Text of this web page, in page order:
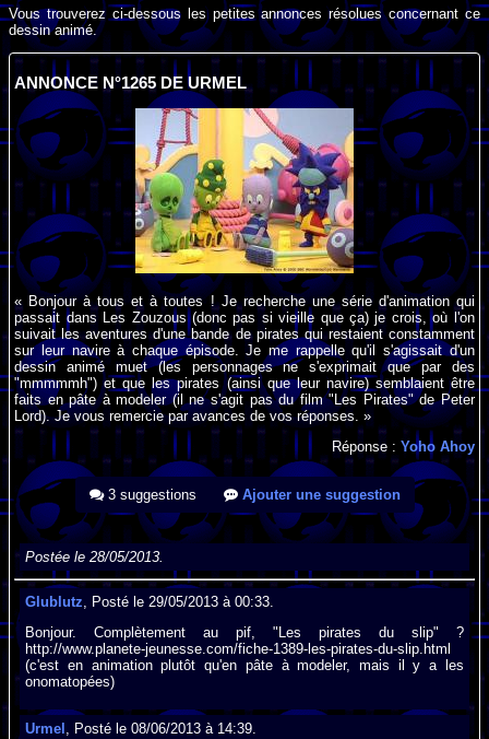
Vous trouverez ci-dessous les petites annonces résolues concernant ce
dessin animé.
ANNONCE N°1265 DE URMEL
« Bonjour à tous et à toutes ! Je recherche une série d'animation qui
passait dans Les Zouzous (donc pas si vieille que ça) je crois, où l'on
suivait les aventures d'une bande de pirates qui restaient constamment
sur leur navire à chaque épisode. Je me rappelle qu'il s'agissait d'un
dessin animé muet (les personnages ne s'exprimait que par des
"mmmmmh") et que les pirates (ainsi que leur navire) semblaient être
faits en pâte à modeler (il ne s'agit pas du film "Les Pirates" de Peter
Lord). Je vous remercie par avances de vos réponses. »
Réponse : Yoho Ahoy
3 suggestions Ajouter une suggestion
Postée le 28/05/2013.
Glublutz , Posté le 29/05/2013 à 00:33.
Bonjour. Complètement au pif, "Les pirates du slip" ?
http://www.planete-jeunesse.com/fiche-1389-les-pirates-du-slip.html
(c'est en animation plutôt qu'en pâte à modeler, mais il y a les
onomatopées)
Urmel , Posté le 08/06/2013 à 14:39.